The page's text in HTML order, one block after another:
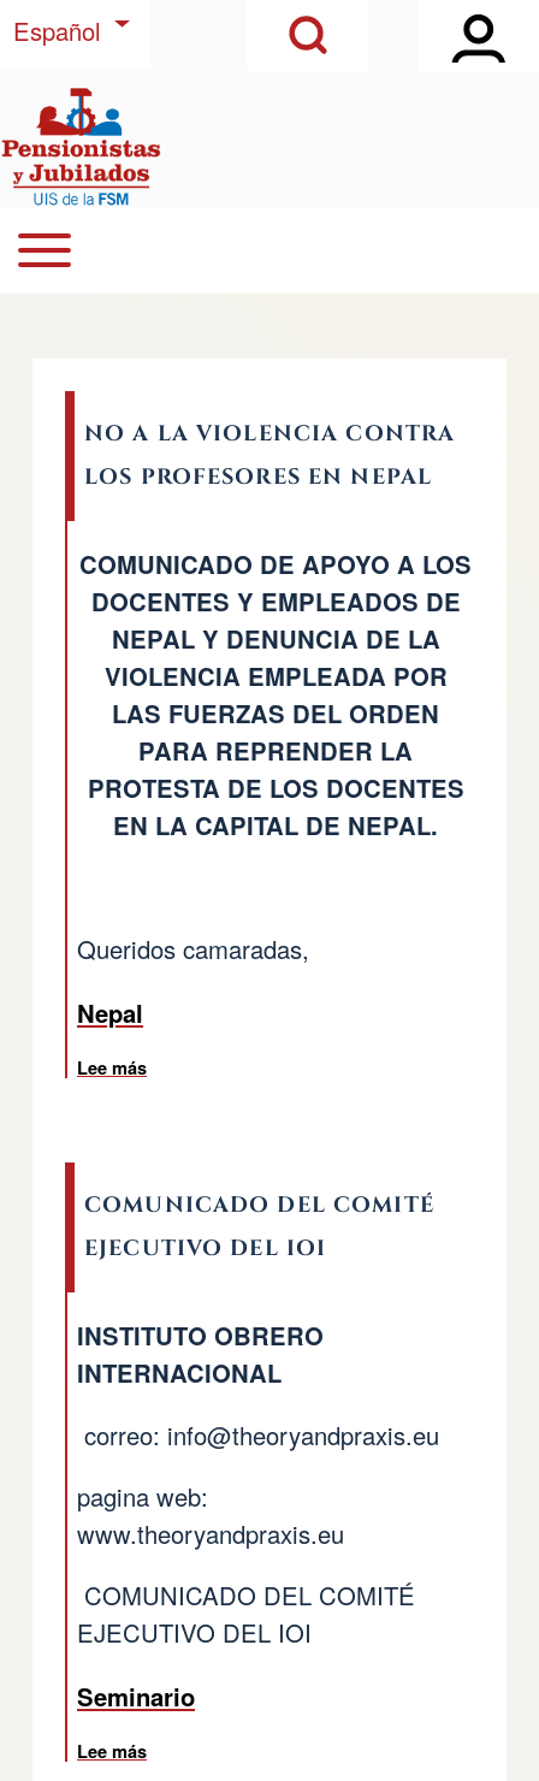
Pasar al contenido principal
Close Search Block
Buscar
Open Sidebar
Open Search Block
Español Lista adicional de acciones
Navegación principal
Open or Close horizontal Main Menu
NO A LA VIOLENCIA CONTRA
LOS PROFESORES EN NEPAL
COMUNICADO DE APOYO A LOS
DOCENTES Y EMPLEADOS DE
NEPAL Y DENUNCIA DE LA
VIOLENCIA EMPLEADA POR
LAS FUERZAS DEL ORDEN
PARA REPRENDER LA
PROTESTA DE LOS DOCENTES
EN LA CAPITAL DE NEPAL.
Queridos camaradas,
Nepal
Lee más
COMUNICADO DEL COMITÉ
EJECUTIVO DEL IOI
INSTITUTO OBRERO
INTERNACIONAL
correo: info@theoryandpraxis.eu
pagina web:
www.theoryandpraxis.eu
COMUNICADO DEL COMITÉ
EJECUTIVO DEL IOI
Seminario
Lee más